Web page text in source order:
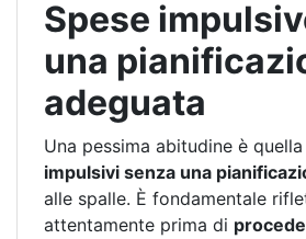
Spese
una
adeguata
Una pessima abitudine è
impulsivi senza una
alle spalle. È fondamentale
attentamente prima di